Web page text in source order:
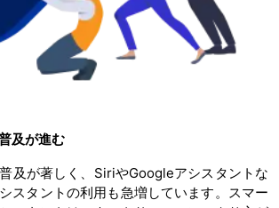
及が進む
及が著しく、SiriやGoogleアシスタントな
スタントの利用も急増しています。スマー